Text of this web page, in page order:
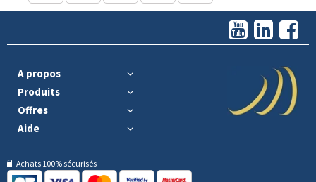
A propos
Produits
Offres
Aide
Achats 100% sécurisés